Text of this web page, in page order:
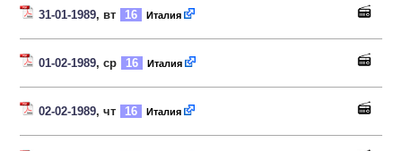
31-01-1989, вт 16 Италия
01-02-1989, ср 16 Италия
02-02-1989, чт 16 Италия